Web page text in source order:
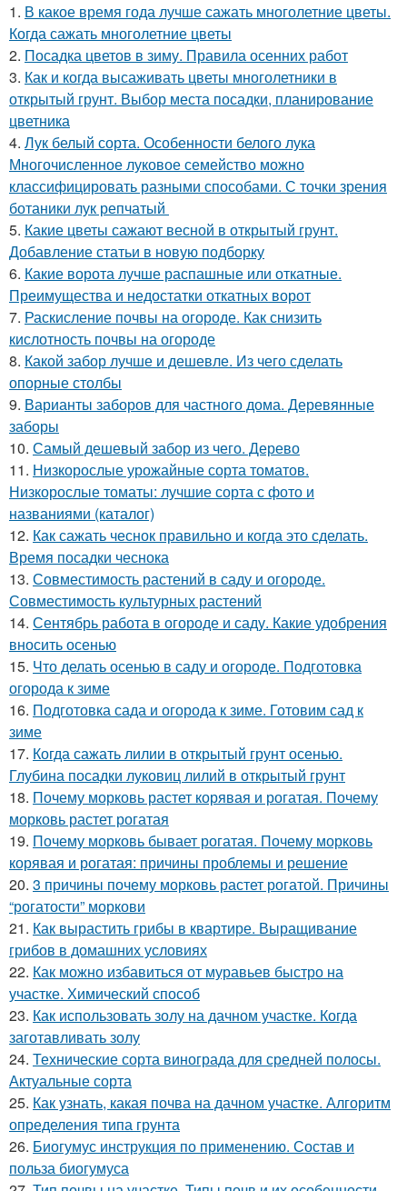
1. В какое время года лучше сажать многолетние цветы.
Когда сажать многолетние цветы
2. Посадка цветов в зиму. Правила осенних работ
3. Как и когда высаживать цветы многолетники в
открытый грунт. Выбор места посадки, планирование
цветника
4. Лук белый сорта. Особенности белого лука
Многочисленное луковое семейство можно
классифицировать разными способами. С точки зрения
ботаники лук репчатый
5. Какие цветы сажают весной в открытый грунт.
Добавление статьи в новую подборку
6. Какие ворота лучше распашные или откатные.
Преимущества и недостатки откатных ворот
7. Раскисление почвы на огороде. Как снизить
кислотность почвы на огороде
8. Какой забор лучше и дешевле. Из чего сделать
опорные столбы
9. Варианты заборов для частного дома. Деревянные
заборы
10. Самый дешевый забор из чего. Дерево
11. Низкорослые урожайные сорта томатов.
Низкорослые томаты: лучшие сорта с фото и
названиями (каталог)
12. Как сажать чеснок правильно и когда это сделать.
Время посадки чеснока
13. Совместимость растений в саду и огороде.
Совместимость культурных растений
14. Сентябрь работа в огороде и саду. Какие удобрения
вносить осенью
15. Что делать осенью в саду и огороде. Подготовка
огорода к зиме
16. Подготовка сада и огорода к зиме. Готовим сад к
зиме
17. Когда сажать лилии в открытый грунт осенью.
Глубина посадки луковиц лилий в открытый грунт
18. Почему морковь растет корявая и рогатая. Почему
морковь растет рогатая
19. Почему морковь бывает рогатая. Почему морковь
корявая и рогатая: причины проблемы и решение
20. 3 причины почему морковь растет рогатой. Причины
“рогатости” моркови
21. Как вырастить грибы в квартире. Выращивание
грибов в домашних условиях
22. Как можно избавиться от муравьев быстро на
участке. Химический способ
23. Как использовать золу на дачном участке. Когда
заготавливать золу
24. Технические сорта винограда для средней полосы.
Актуальные сорта
25. Как узнать, какая почва на дачном участке. Алгоритм
определения типа грунта
26. Биогумус инструкция по применению. Состав и
польза биогумуса